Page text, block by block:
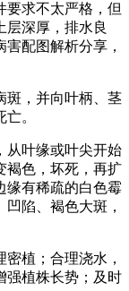
求不太严格，但
层深厚，排水良
配图解析分享，
，并向叶柄、茎
。
叶缘或叶尖开始
褐色，坏死，再扩
缘有稀疏的白色霉
陷、褐色大斑，
植；合理浇水，
强植株长势；及时